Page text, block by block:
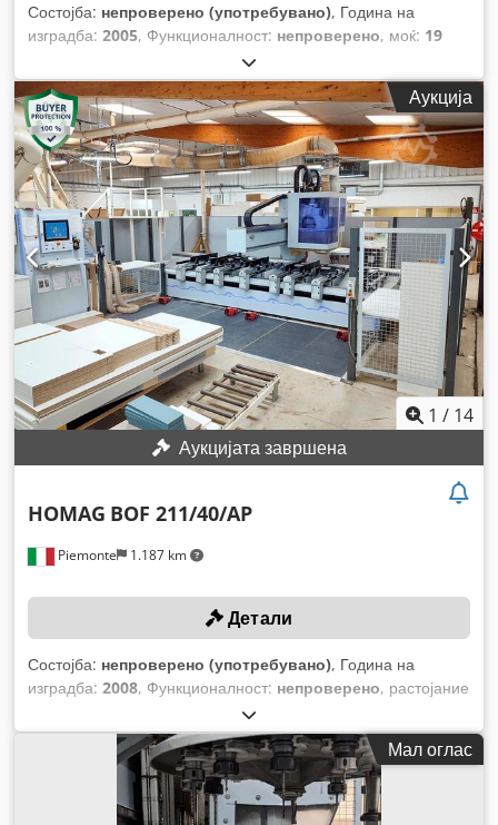
Состојба: непроверено (употребувано), Година на
изградба: 2005, Функционалност: непроверено, моќ: 19
, растојание на движење на Х-
оската:4.175 мм, движење по оската Y:1.730 мм, број на
вретена:20, Број на алатни позиции во алатната
револверска глава 1:18,
Аукција
1 / 14
Аукцијата завршена
Piemonte 1.187 km
HOMAG BOF 211/40/AP
Детали
Состојба: непроверено (употребувано), Година на
изградба: 2008, Функционалност: непроверено, растојание
4.175 мм
1.550 мм, висина на работното парче (макс.):40 мм, број
на вретена:30, максимална брзина на движење:80.000
Мал оглас